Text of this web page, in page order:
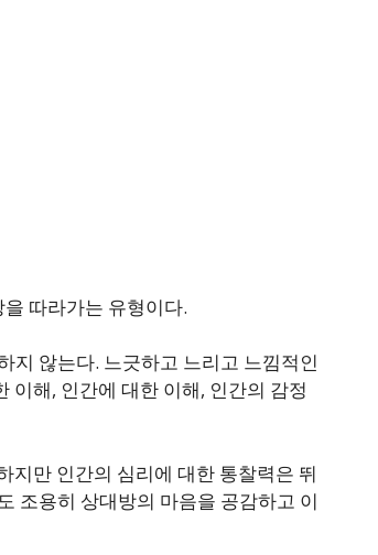
따라가는 유형이다.
지 않는다. 느긋하고 느리고 느낌적인
이해, 인간에 대한 이해, 인간의 감정
지만 인간의 심리에 대한 통찰력은 뛰
조용히 상대방의 마음을 공감하고 이